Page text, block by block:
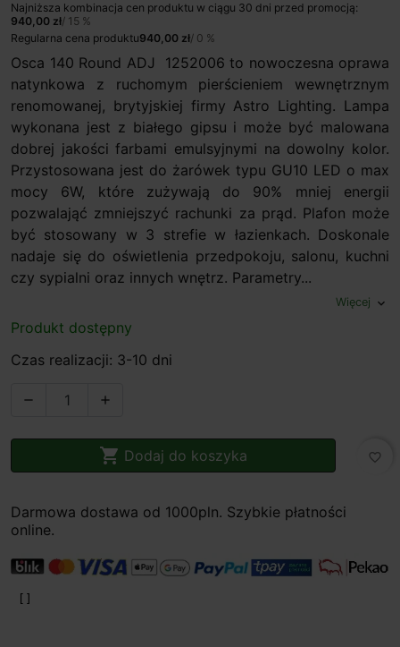
Najniższa kombinacja cen produktu w ciągu 30 dni przed promocją:
940,00 zł/ 15 %
Regularna cena produktu940,00 zł/ 0 %
Osca 140 Round ADJ 1252006 to nowoczesna oprawa
natynkowa z ruchomym pierścieniem wewnętrznym
renomowanej, brytyjskiej firmy Astro Lighting. Lampa
wykonana jest z białego gipsu i może być malowana
dobrej jakości farbami emulsyjnymi na dowolny kolor.
Przystosowana jest do żarówek typu GU10 LED o max
mocy 6W, które zużywają do 90% mniej energii
pozwalająć zmniejszyć rachunki za prąd. Plafon może
być stosowany w 3 strefie w łazienkach. Doskonale
nadaje się do oświetlenia przedpokoju, salonu, kuchni
czy sypialni oraz innych wnętrz. Parametry...
Więcej expand_more
Produkt dostępny
Czas realizacji: 3-10 dni
 
 Dodaj do koszyka favorite_border
Darmowa dostawa od 1000pln. Szybkie płatności
online.